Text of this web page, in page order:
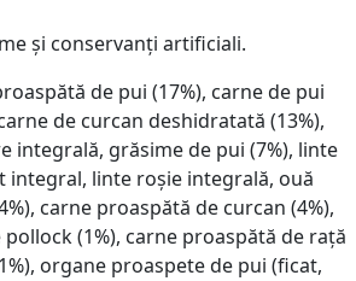
și conservanți artificiali.
de pui (17%), carne de pui
de curcan deshidratată (13%),
integrală, grăsime de pui (7%), linte
integral, linte roșie integrală, ouă
carne proaspătă de curcan (4%),
(1%), carne proaspătă de rață
organe proaspete de pui (ficat,